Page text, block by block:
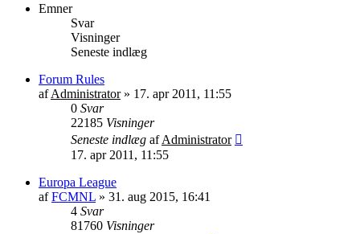
Emner
Svar
Visninger
Seneste indlæg
Forum Rules
afAdministrator» 17. apr 2011, 11:55
0 Svar
22185 Visninger
Seneste indlæg afAdministrator
17. apr 2011, 11:55
Europa League
afFCMNL » 31. aug 2015, 16:41
4 Svar
81760 Visninger